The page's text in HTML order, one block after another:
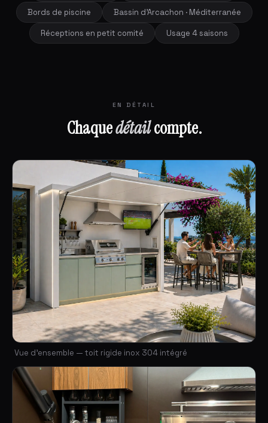
Bords de piscine Bassin d'Arcachon · Méditerranée
Réceptions en petit comité Usage 4 saisons
EN DÉTAIL
Chaquedétailcompte.
Vue d'ensemble — toit rigide inox 304 intégré